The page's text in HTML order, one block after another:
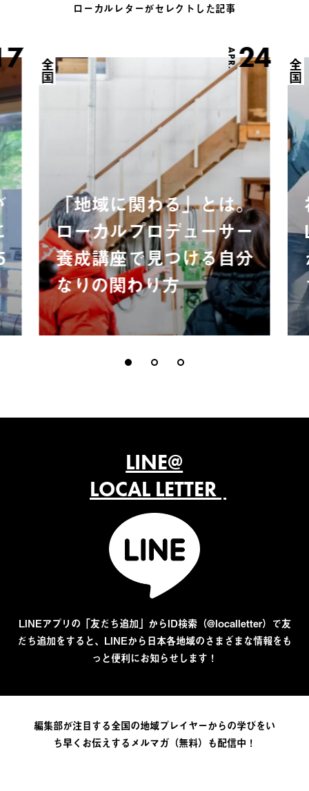
ローカルレターがセレクトした記事
APR.24
全国
「地域に関わる」とは。
ローカルプロデューサー
養成講座で見つける自分
なりの関わり方
全国
LINE@
LOCAL LETTER
LINEアプリの「友だち追加」からID検索（@localletter）で友
だち追加をすると、LINEから日本各地域のさまざまな情報をも
っと便利にお知らせします！
編集部が注目する全国の地域プレイヤーからの学びをい
ち早くお伝えするメルマガ（無料）も配信中！